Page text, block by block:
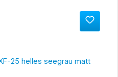
25 helles seegrau matt